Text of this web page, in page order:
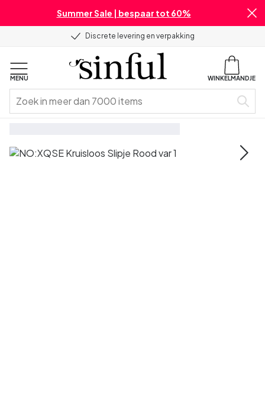
Summer Sale | bespaar tot 60%
Discrete levering en verpakking
MENU WINKELMANDJE